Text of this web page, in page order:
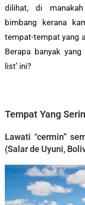
dilihat, di
bimbang kerana
tempat-tempat yang
Berapa banyak
list’ ini?
Tempat Yang
Lawati “cermin”
(Salar de Uyuni,